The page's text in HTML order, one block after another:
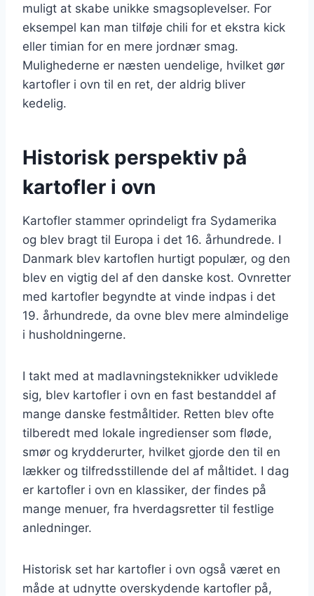
muligt at skabe unikke smagsoplevelser. For
eksempel kan man tilføje chili for et ekstra kick
eller timian for en mere jordnær smag.
Mulighederne er næsten uendelige, hvilket gør
kartofler i ovn til en ret, der aldrig bliver
kedelig.
Historisk perspektiv på
kartofler i ovn
Kartofler stammer oprindeligt fra Sydamerika
og blev bragt til Europa i det 16. århundrede. I
Danmark blev kartoflen hurtigt populær, og den
blev en vigtig del af den danske kost. Ovnretter
med kartofler begyndte at vinde indpas i det
19. århundrede, da ovne blev mere almindelige
i husholdningerne.
I takt med at madlavningsteknikker udviklede
sig, blev kartofler i ovn en fast bestanddel af
mange danske festmåltider. Retten blev ofte
tilberedt med lokale ingredienser som fløde,
smør og krydderurter, hvilket gjorde den til en
lækker og tilfredsstillende del af måltidet. I dag
er kartofler i ovn en klassiker, der findes på
mange menuer, fra hverdagsretter til festlige
anledninger.
Historisk set har kartofler i ovn også været en
måde at udnytte overskydende kartofler på,